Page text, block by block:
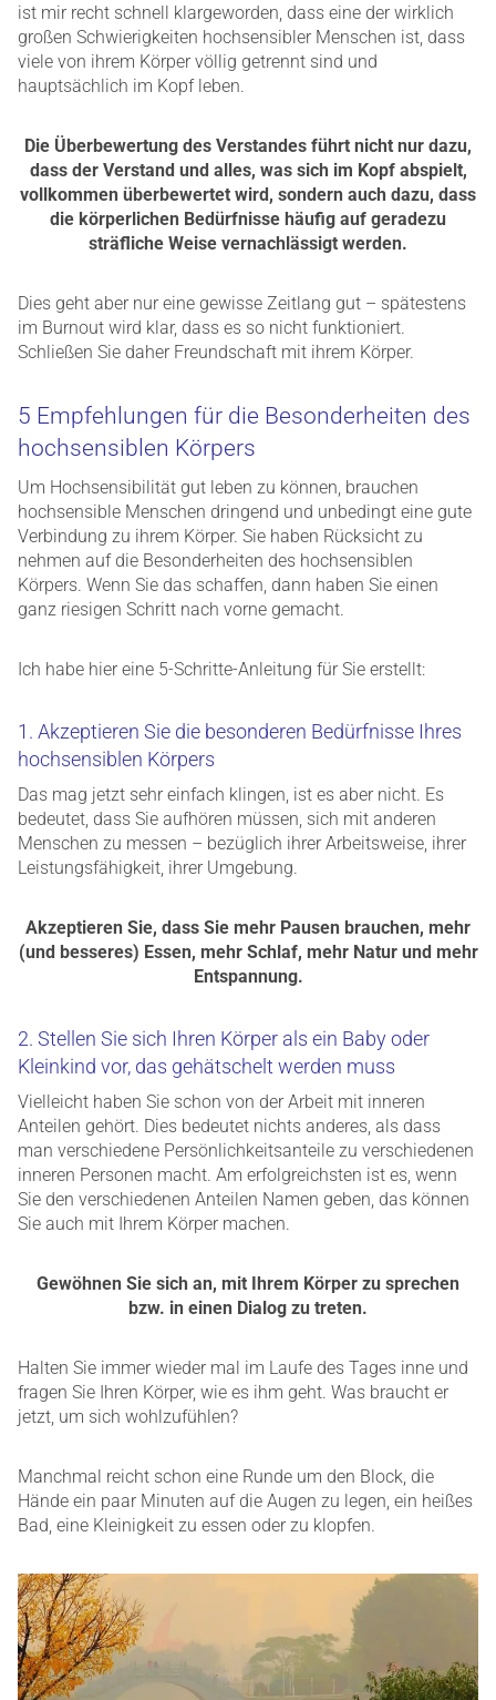
ist mir recht schnell klargeworden, dass eine der wirklich
großen Schwierigkeiten hochsensibler Menschen ist, dass
viele von ihrem Körper völlig getrennt sind und
hauptsächlich im Kopf leben.
Die Überbewertung des Verstandes führt nicht nur dazu,
dass der Verstand und alles, was sich im Kopf abspielt,
vollkommen überbewertet wird, sondern auch dazu, dass
die körperlichen Bedürfnisse häufig auf geradezu
sträfliche Weise vernachlässigt werden.
Dies geht aber nur eine gewisse Zeitlang gut – spätestens
im Burnout wird klar, dass es so nicht funktioniert.
Schließen Sie daher Freundschaft mit ihrem Körper.
5 Empfehlungen für die Besonderheiten des
hochsensiblen Körpers
Um Hochsensibilität gut leben zu können, brauchen
hochsensible Menschen dringend und unbedingt eine gute
Verbindung zu ihrem Körper. Sie haben Rücksicht zu
nehmen auf die Besonderheiten des hochsensiblen
Körpers. Wenn Sie das schaffen, dann haben Sie einen
ganz riesigen Schritt nach vorne gemacht.
Ich habe hier eine 5-Schritte-Anleitung für Sie erstellt:
1. Akzeptieren Sie die besonderen Bedürfnisse Ihres
hochsensiblen Körpers
Das mag jetzt sehr einfach klingen, ist es aber nicht. Es
bedeutet, dass Sie aufhören müssen, sich mit anderen
Menschen zu messen – bezüglich ihrer Arbeitsweise, ihrer
Leistungsfähigkeit, ihrer Umgebung.
Akzeptieren Sie, dass Sie mehr Pausen brauchen, mehr
(und besseres) Essen, mehr Schlaf, mehr Natur und mehr
Entspannung.
2. Stellen Sie sich Ihren Körper als ein Baby oder
Kleinkind vor, das gehätschelt werden muss
Vielleicht haben Sie schon von der Arbeit mit inneren
Anteilen gehört. Dies bedeutet nichts anderes, als dass
man verschiedene Persönlichkeitsanteile zu verschiedenen
inneren Personen macht. Am erfolgreichsten ist es, wenn
Sie den verschiedenen Anteilen Namen geben, das können
Sie auch mit Ihrem Körper machen.
Gewöhnen Sie sich an, mit Ihrem Körper zu sprechen
bzw. in einen Dialog zu treten.
Halten Sie immer wieder mal im Laufe des Tages inne und
fragen Sie Ihren Körper, wie es ihm geht. Was braucht er
jetzt, um sich wohlzufühlen?
Manchmal reicht schon eine Runde um den Block, die
Hände ein paar Minuten auf die Augen zu legen, ein heißes
Bad, eine Kleinigkeit zu essen oder zu klopfen.